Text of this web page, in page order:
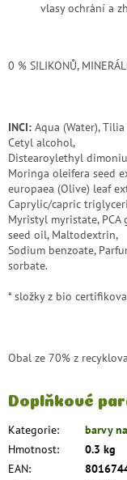
vlasy ochrání a
0 % SILIKONŮ,
INCI: Aqua (Water),
Cetyl alcohol,
Distearoylethyl
Moringa oleifera seed
europaea (Olive) leaf
Caprylic/capric
Myristyl myristate, PCA
seed oil, Maltodextrin,
Sodium benzoate,
sorbate.
* složky z bio
Obal ze 70% z
Doplňkové
Kategorie:
barvy
Hmotnost:
0.3 kg
EAN: